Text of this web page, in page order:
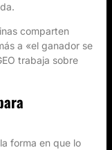
comparten
a «el ganador se
trabaja sobre
forma en que lo